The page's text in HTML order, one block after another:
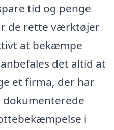
tid og penge
de rette værktøjer
at bekæmpe
det altid at
et firma, der har
dokumenterede
i